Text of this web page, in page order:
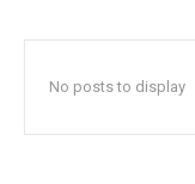
No posts to display